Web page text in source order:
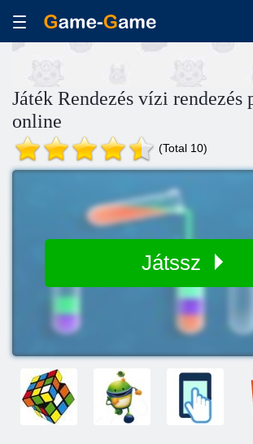
Játék Rendezés vízi rendezés
online
(Total 10)
Játssz